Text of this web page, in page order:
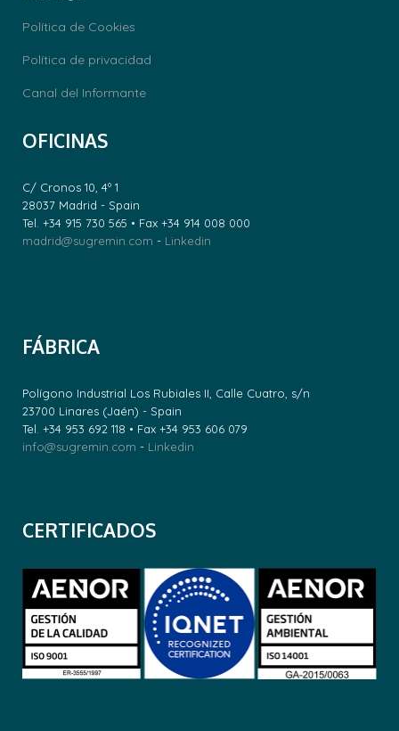
Política de Cookies
Política de privacidad
Canal del Informante
OFICINAS
C/ Cronos 10, 4º 1
28037 Madrid - Spain
Tel. +34 915 730 565 • Fax +34 914 008 000
madrid@sugremin.com - Linkedin
FÁBRICA
Polígono Industrial Los Rubiales II, Calle Cuatro, s/n
23700 Linares (Jaén) - Spain
Tel. +34 953 692 118 • Fax +34 953 606 079
info@sugremin.com - Linkedin
CERTIFICADOS